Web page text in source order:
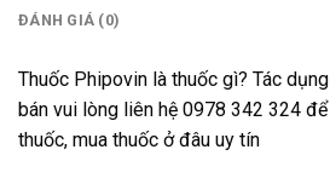
ĐÁNH GIÁ (0)
Thuốc Phipovin là thuốc gì? Tác
bán vui lòng liên hệ 0978 342 324
thuốc, mua thuốc ở đâu uy tín